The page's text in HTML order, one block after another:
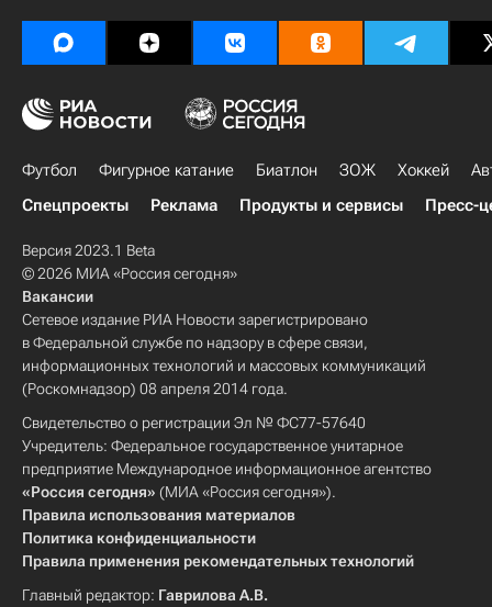
Футбол Фигурное катание Биатлон ЗОЖ Хоккей
Спецпроекты
Реклама Продукты и сервисы Пресс-
Версия 2023.1 Beta
© 2026 МИА «Россия сегодня»
Вакансии
Сетевое издание РИА Новости зарегистрировано
в Федеральной службе по надзору в сфере связи,
информационных технологий и массовых коммуникаций
(Роскомнадзор) 08 апреля 2014 года.
Свидетельство о регистрации Эл № ФС77-57640
Учредитель: Федеральное государственное унитарное
предприятие Международное информационное агентство
«Россия сегодня» (МИА «Россия сегодня»).
Правила использования материалов
Политика конфиденциальности
Правила применения рекомендательных технологий
Главный редактор: Гаврилова А.В.